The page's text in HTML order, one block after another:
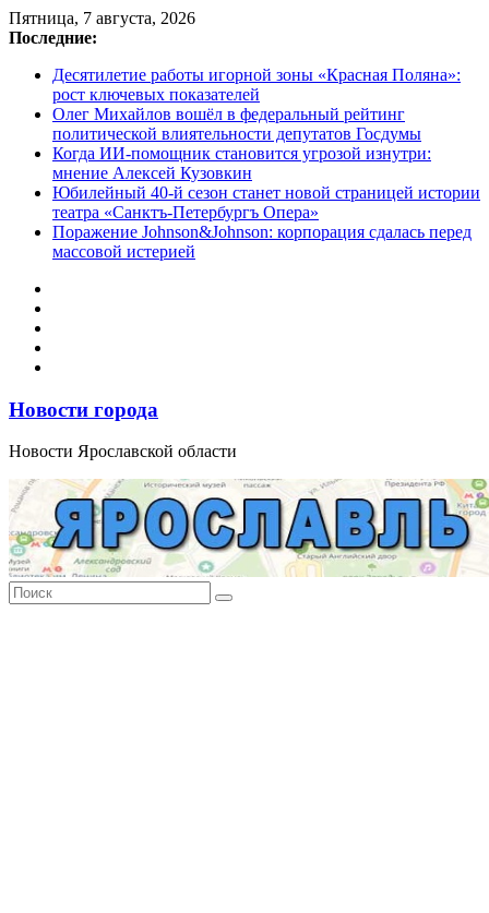
Перейти
к
Пятница, 7 августа, 2026
Последние:
Десятилетие работы игорной зоны «Красная Поляна»:
рост ключевых показателей
Олег Михайлов вошёл в федеральный рейтинг
политической влиятельности депутатов Госдумы
Когда ИИ-помощник становится угрозой изнутри:
мнение Алексей Кузовкин
Юбилейный 40-й сезон станет новой страницей истории
театра «Санктъ-Петербургъ Опера»
Поражение Johnson&Johnson: корпорация сдалась перед
массовой истерией
Новости города
Новости Ярославской области